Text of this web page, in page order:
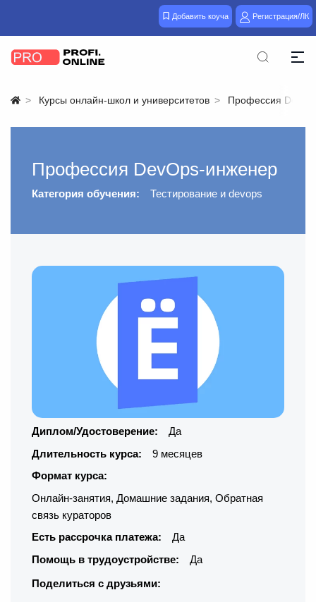
Добавить коуча Регистрация/ЛК
Курсы онлайн-школ и университетов Профессия
Профессия DevOps-инженер
Категория обучения: Тестирование и devops
Диплом/Удостоверение:
Да
Длительность курса:
9 месяцев
Формат курса:
Онлайн-занятия, Домашние задания, Обратная
связь кураторов
Есть рассрочка платежа:
Да
Помощь в трудоустройстве:
Да
Поделиться с друзьями: